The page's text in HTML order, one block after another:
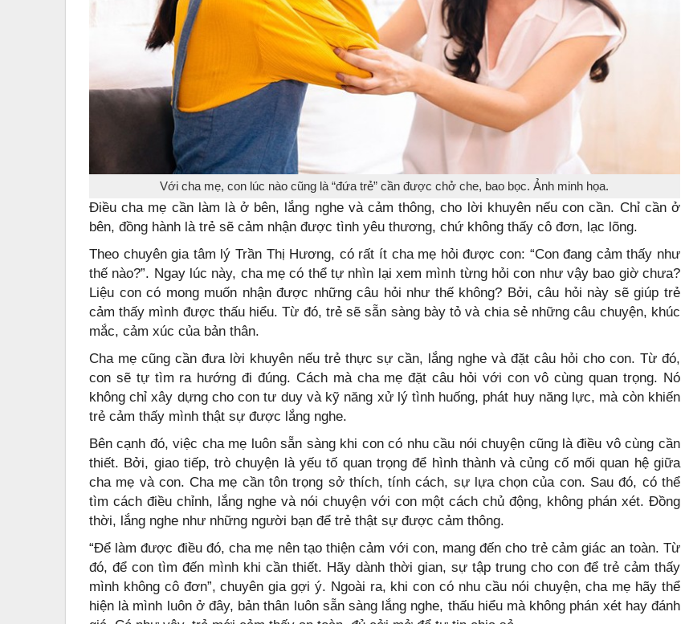
Với cha mẹ, con lúc nào cũng là “đứa trẻ” cần được chở che, bao bọc. Ảnh minh họa.
Điều cha mẹ cần làm là ở bên, lắng nghe và cảm thông, cho lời khuyên nếu con cần. Chỉ cần ở
bên, đồng hành là trẻ sẽ cảm nhận được tình yêu thương, chứ không thấy cô đơn, lạc lõng.
Theo chuyên gia tâm lý Trần Thị Hương, có rất ít cha mẹ hỏi được con: “Con đang cảm thấy như
thế nào?”. Ngay lúc này, cha mẹ có thể tự nhìn lại xem mình từng hỏi con như vậy bao giờ chưa?
Liệu con có mong muốn nhận được những câu hỏi như thế không? Bởi, câu hỏi này sẽ giúp trẻ
cảm thấy mình được thấu hiểu. Từ đó, trẻ sẽ sẵn sàng bày tỏ và chia sẻ những câu chuyện, khúc
mắc, cảm xúc của bản thân.
Cha mẹ cũng cần đưa lời khuyên nếu trẻ thực sự cần, lắng nghe và đặt câu hỏi cho con. Từ đó,
con sẽ tự tìm ra hướng đi đúng. Cách mà cha mẹ đặt câu hỏi với con vô cùng quan trọng. Nó
không chỉ xây dựng cho con tư duy và kỹ năng xử lý tình huống, phát huy năng lực, mà còn khiến
trẻ cảm thấy mình thật sự được lắng nghe.
Bên cạnh đó, việc cha mẹ luôn sẵn sàng khi con có nhu cầu nói chuyện cũng là điều vô cùng cần
thiết. Bởi, giao tiếp, trò chuyện là yếu tố quan trọng để hình thành và củng cố mối quan hệ giữa
cha mẹ và con. Cha mẹ cần tôn trọng sở thích, tính cách, sự lựa chọn của con. Sau đó, có thể
tìm cách điều chỉnh, lắng nghe và nói chuyện với con một cách chủ động, không phán xét. Đồng
thời, lắng nghe như những người bạn để trẻ thật sự được cảm thông.
“Để làm được điều đó, cha mẹ nên tạo thiện cảm với con, mang đến cho trẻ cảm giác an toàn. Từ
đó, để con tìm đến mình khi cần thiết. Hãy dành thời gian, sự tập trung cho con để trẻ cảm thấy
mình không cô đơn”, chuyên gia gợi ý. Ngoài ra, khi con có nhu cầu nói chuyện, cha mẹ hãy thể
hiện là mình luôn ở đây, bản thân luôn sẵn sàng lắng nghe, thấu hiểu mà không phán xét hay đánh